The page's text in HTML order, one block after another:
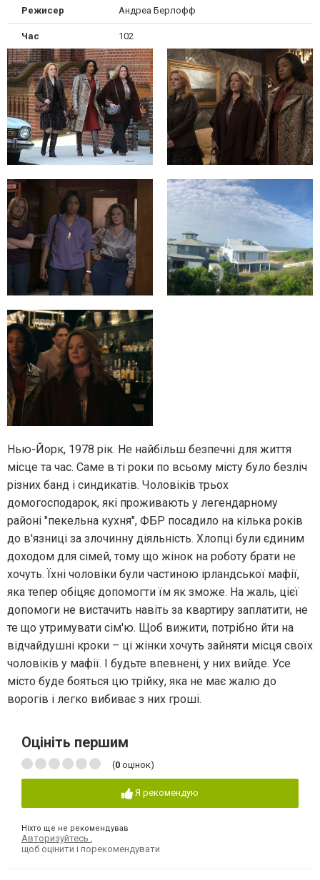
Режисер Андреа Берлофф
Час 102
Нью-Йорк, 1978 рік. Не найбільш безпечні для життя
місце та час. Саме в ті роки по всьому місту було безліч
різних банд і синдикатів. Чоловіків трьох
домогосподарок, які проживають у легендарному
районі "пекельна кухня", ФБР посадило на кілька років
до в'язниці за злочинну діяльність. Хлопці були єдиним
доходом для сімей, тому що жінок на роботу брати не
хочуть. Їхні чоловіки були частиною ірландської мафії,
яка тепер обіцяє допомогти їм як зможе. На жаль, цієї
допомоги не вистачить навіть за квартиру заплатити, не
те що утримувати сім'ю. Щоб вижити, потрібно йти на
відчайдушні кроки – ці жінки хочуть зайняти місця своїх
чоловіків у мафії. І будьте впевнені, у них вийде. Усе
місто буде бояться цю трійку, яка не має жалю до
ворогів і легко вибиває з них гроші.
Оцініть першим
(0 оцінок)
Я рекомендую
Ніхто ще не рекомендував
Авторизуйтесь
щоб оцінити і порекомендувати